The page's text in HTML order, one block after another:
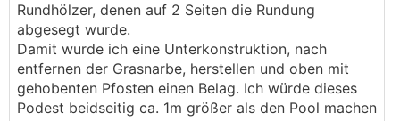
Rundhölzer, denen auf 2 Seiten die Rundung
abgesegt wurde.
Damit wurde ich eine Unterkonstruktion, nach
entfernen der Grasnarbe, herstellen und oben mit
gehobenten Pfosten einen Belag. Ich würde dieses
Podest beidseitig ca. 1m größer als den Pool machen